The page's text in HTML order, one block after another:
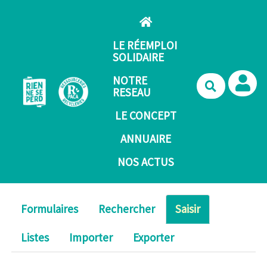
LE RÉEMPLOI
SOLIDAIRE
NOTRE
RESEAU
LE CONCEPT
ANNUAIRE
NOS ACTUS
Formulaires Rechercher
Saisir
Listes
Importer Exporter